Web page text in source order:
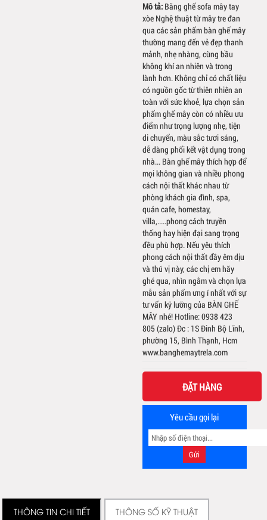
Mô tả: Băng ghế sofa mây tay
xòe Nghệ thuật từ mây tre đan
qua các sản phẩm bàn ghế mây
thường mang đến vẻ đẹp thanh
mảnh, nhẹ nhàng, cùng bầu
không khí an nhiên và trong
lành hơn. Không chỉ có chất liệu
có nguồn gốc từ thiên nhiên an
toàn với sức khoẻ, lựa chọn sản
phẩm ghế mây còn có nhiều ưu
điểm như trọng lượng nhẹ, tiện
di chuyển, màu sắc tươi sáng,
dễ dàng phối kết vật dụng trong
nhà... Bàn ghế mây thích hợp để
mọi không gian và nhiều phong
cách nội thất khác nhau từ
phòng khách gia đình, spa,
quán cafe, homestay,
villa,.....phong cách truyền
thống hay hiện đại sang trọng
đều phù hợp. Nếu yêu thích
phong cách nội thất đầy êm dịu
và thú vị này, các chị em hãy
ghé qua, nhìn ngắm và chọn lựa
mẫu sản phẩm ưng í nhất với sự
tư vấn kỹ lưỡng của BÀN GHẾ
MÂY nhé! Hotline: 0938 423
805 (zalo) Đc : 1S Đinh Bộ Lĩnh,
phường 15, Bình Thạnh, Hcm
www.banghemaytrela.com
ĐẶT HÀNG
Yêu cầu gọi lại
THÔNG TIN CHI TIẾT THÔNG SỐ KỸ THUẬT